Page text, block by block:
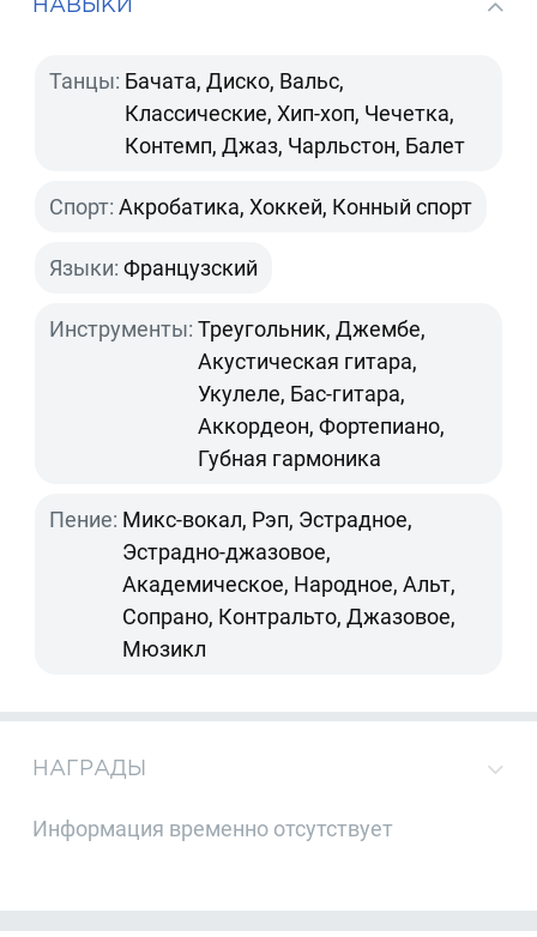
НАВЫКИ
Танцы: Бачата, Диско, Вальс,
Классические, Хип-хоп, Чечетка,
Контемп, Джаз, Чарльстон, Балет
Спорт: Акробатика, Хоккей, Конный спорт
Языки: Французский
Инструменты: Треугольник, Джембе,
Акустическая гитара,
Укулеле, Бас-гитара,
Аккордеон, Фортепиано,
Губная гармоника
Пение: Микс-вокал, Рэп, Эстрадное,
Эстрадно-джазовое,
Академическое, Народное, Альт,
Сопрано, Контральто, Джазовое,
Мюзикл
НАГРАДЫ
Информация временно отсутствует